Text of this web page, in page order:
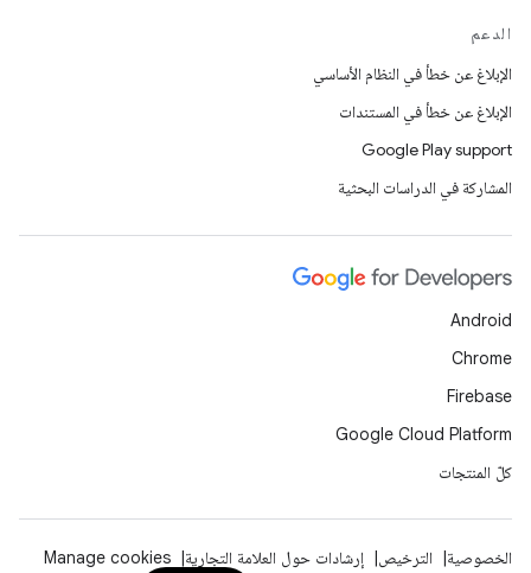
الدعم
الإبلاغ عن خطأ في النظام الأساسي
الإبلاغ عن خطأ في المستندات
Google Play support
المشاركة في الدراسات البحثية
Android
Chrome
Firebase
Google Cloud Platform
كلّ المنتجات
الخصوصية الترخيص إرشادات حول العلامة التجارية Manage cookies